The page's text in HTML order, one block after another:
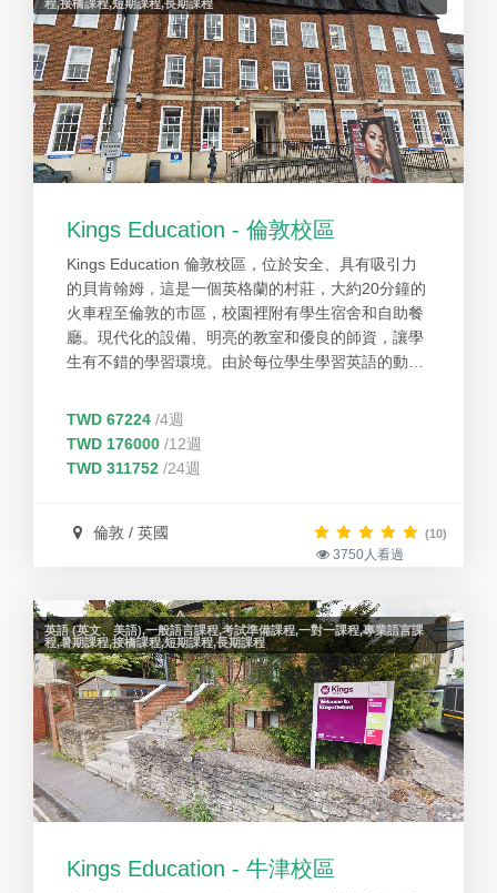
程,接橋課程,短期課程,長期課程
Kings Education - 倫敦校區
Kings Education 倫敦校區，位於安全、具有吸引力
的貝肯翰姆，這是一個英格蘭的村莊，大約20分鐘的
火車程至倫敦的市區，校園裡附有學生宿舍和自助餐
廳。現代化的設備、明亮的教室和優良的師資，讓學
生有不錯的學習環境。由於每位學生學習英語的動機
的需求。Kings 的學生不但能夠享有彈性的課程選
擇，同時也能受惠於專業的教學師資，豐富的學習資
源和多元的學生國籍。學校生活機能良好，學生可以
活動廣受學生喜愛好評。本校以期能夠把極佳的教學
品質以及優良服務帶給更多想要學習英語的學生。
TWD 67224 /4週
TWD 176000 /12週
TWD 311752 /24週
倫敦 / 英國 (10)
3750人看過
英語 (英文、美語),一般語言課程,考試準備課程,一對一課程,專業語言課
程,暑期課程,接橋課程,短期課程,長期課程
Kings Education - 牛津校區